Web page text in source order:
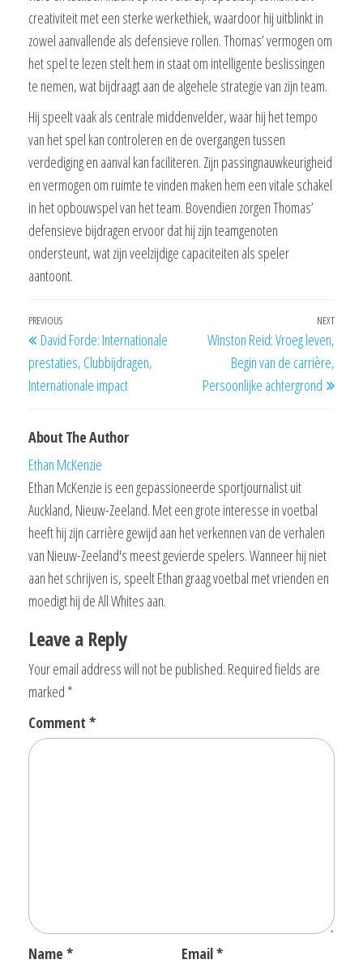
creativiteit met een sterke werkethiek, waardoor hij uitblinkt in
zowel aanvallende als defensieve rollen. Thomas’ vermogen om
het spel te lezen stelt hem in staat om intelligente beslissingen
te nemen, wat bijdraagt aan de algehele strategie van zijn team.
Hij speelt vaak als centrale middenvelder, waar hij het tempo
van het spel kan controleren en de overgangen tussen
verdediging en aanval kan faciliteren. Zijn passingnauwkeurigheid
en vermogen om ruimte te vinden maken hem een vitale schakel
in het opbouwspel van het team. Bovendien zorgen Thomas’
defensieve bijdragen ervoor dat hij zijn teamgenoten
ondersteunt, wat zijn veelzijdige capaciteiten als speler
aantoont.
Post
navigation
Previous
Post
PREVIOUS
David Forde: Internationale
prestaties, Clubbijdragen,
Internationale impact
Next
NEXT
Winston Reid: Vroeg leven,
Begin van de carrière,
Persoonlijke achtergrond
About The Author
Ethan McKenzie
Ethan McKenzie is een gepassioneerde sportjournalist uit
Auckland, Nieuw-Zeeland. Met een grote interesse in voetbal
heeft hij zijn carrière gewijd aan het verkennen van de verhalen
van Nieuw-Zeeland's meest gevierde spelers. Wanneer hij niet
aan het schrijven is, speelt Ethan graag voetbal met vrienden en
moedigt hij de All Whites aan.
Leave a Reply
Your email address will not be published. Required fields are
marked *
Comment *
Name * Email*